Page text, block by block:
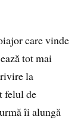
care vinde
tot mai
la
felul de
îi alungă